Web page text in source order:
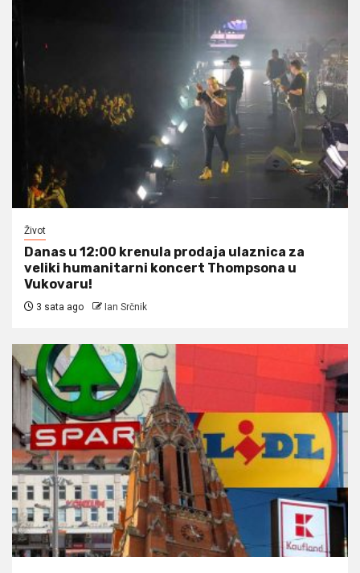
Život
Danas u 12:00 krenula prodaja ulaznica za
veliki humanitarni koncert Thompsona u
Vukovaru!
3 sata ago Ian Srčnik